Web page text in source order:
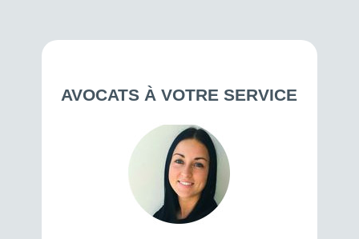
AVOCATS À VOTRE SERVICE